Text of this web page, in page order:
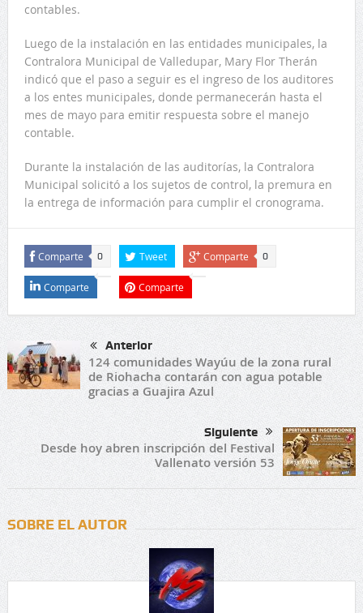
contables.
Luego de la instalación en las entidades municipales, la
Contralora Municipal de Valledupar, Mary Flor Therán
indicó que el paso a seguir es el ingreso de los auditores
a los entes municipales, donde permanecerán hasta el
mes de mayo para emitir respuesta sobre el manejo
contable.
Durante la instalación de las auditorías, la Contralora
Municipal solicitó a los sujetos de control, la premura en
la entrega de información para cumplir el cronograma.
Comparte 0 Tweet Comparte 0
Comparte Comparte
Anterior
124 comunidades Wayúu de la zona rural
de Riohacha contarán con agua potable
gracias a Guajira Azul
Siguiente
Desde hoy abren inscripción del Festival
Vallenato versión 53
SOBRE EL AUTOR